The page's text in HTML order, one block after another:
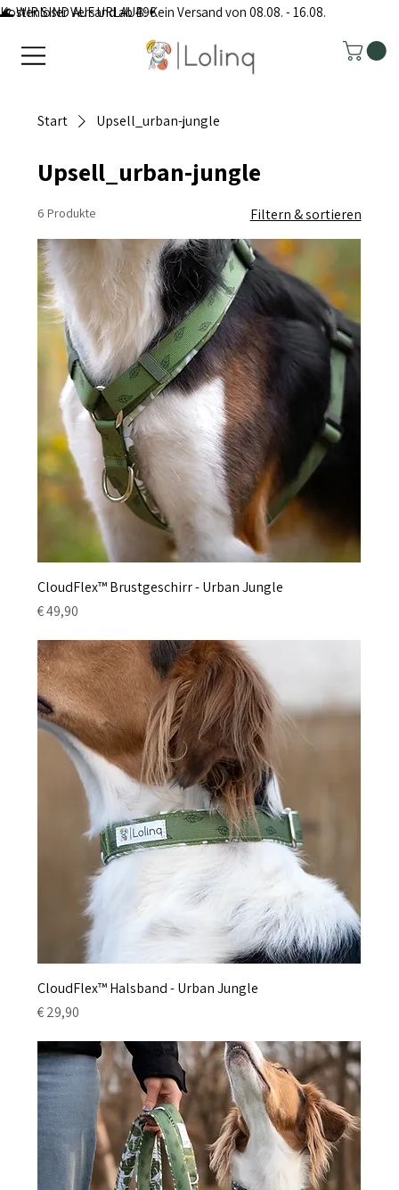
Kostenloser Versand ab 49€
🌊 WIR SIND AUF URLAUB: Kein Versand von 08.08. - 16.08.
Start Upsell_urban-jungle
Upsell_urban-jungle
6 Produkte Filtern & sortieren
CloudFlex™ Brustgeschirr - Urban Jungle
Preis
€ 49,90
CloudFlex™ Halsband - Urban Jungle
Preis
€ 29,90